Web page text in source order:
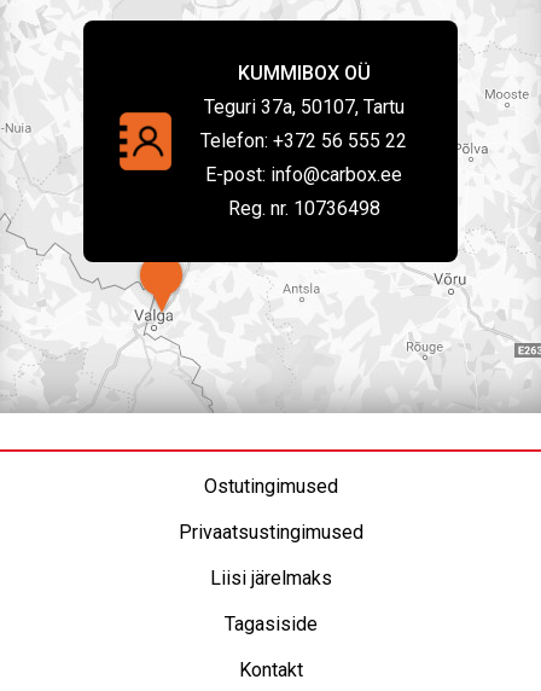
KUMMIBOX OÜ
Teguri 37a, 50107, Tartu
Telefon: +372 56 555 22
E-post: info@carbox.ee
Reg. nr. 10736498
Ostutingimused
Privaatsustingimused
Liisi järelmaks
Tagasiside
Kontakt